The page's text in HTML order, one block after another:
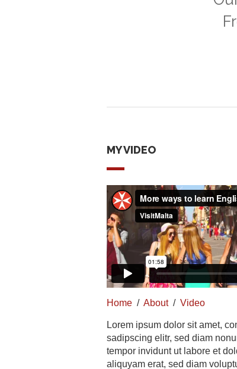
MY VIDEO
Home / About/ Video
Lorem ipsum dolor sit amet,
sadipscing elitr, sed diam
tempor invidunt ut labore et
aliquyam erat, sed diam